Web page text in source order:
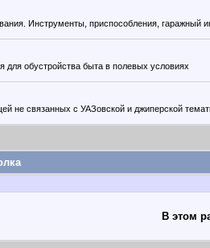
Инструменты, приспособления, гаражный
для обустройства быта в полевых условиях
не связанных с УАЗовской и джиперской
В этом